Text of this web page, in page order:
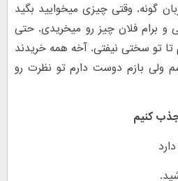
گونه. وقتی چیزی میخوایید بگید
برام فلان چیز رو میخریدی. حتی
تو سختی نیفتی. آخه همه خریدند
ولی بازم دوست دارم تو نظرت رو
جذب کنیم